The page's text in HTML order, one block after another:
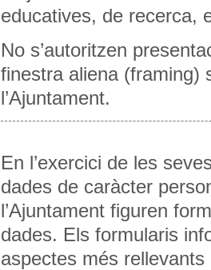
educatives, de recerca,
No s’autoritzen
finestra aliena (framing)
l’Ajuntament.
En l’exercici de les
dades de caràcter
l’Ajuntament figuren
dades. Els formularis
aspectes més